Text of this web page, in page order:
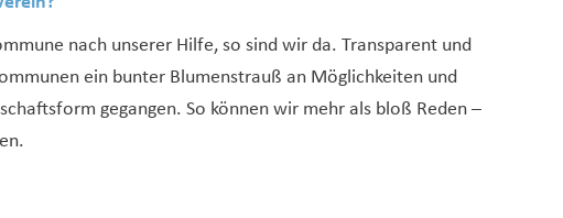
nach unserer Hilfe, so sind wir da. Transparent und
ein bunter Blumenstrauß an Möglichkeiten und
gegangen. So können wir mehr als bloß Reden –